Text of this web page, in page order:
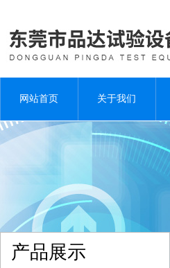
网站首页 关于我们
产品展示